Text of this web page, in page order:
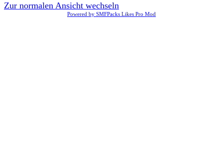
Zur normalen Ansicht wechseln
Powered by SMFPacks Likes Pro Mod